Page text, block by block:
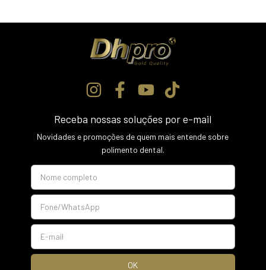
Receba nossas soluções por e-mail
Novidades e promoções de quem mais entende sobre
polimento dental.